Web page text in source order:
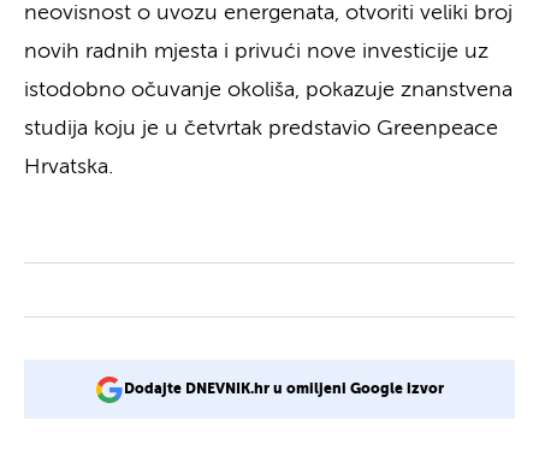
neovisnost o uvozu energenata, otvoriti veliki broj
novih radnih mjesta i privući nove investicije uz
istodobno očuvanje okoliša, pokazuje znanstvena
studija koju je u četvrtak predstavio Greenpeace
Hrvatska.
Dodajte DNEVNIK.hr u omiljeni Google izvor